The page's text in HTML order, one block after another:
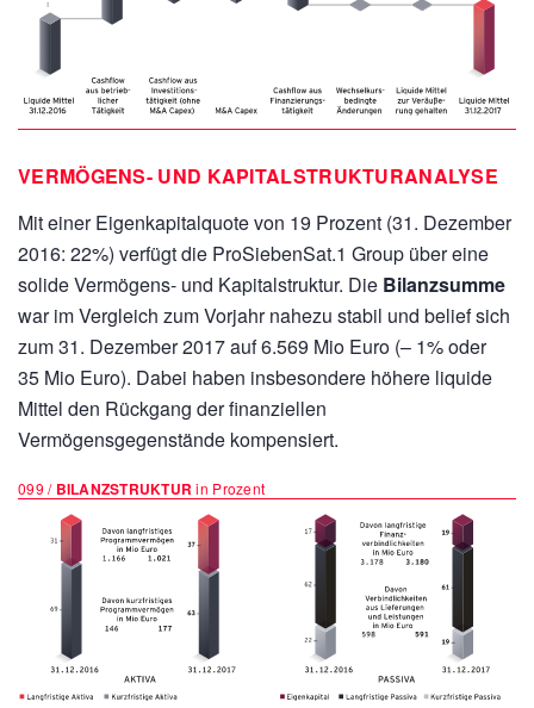
VERMÖGENS- UND KAPITALSTRUKTURANALYSE
Mit einer Eigenkapitalquote von 19 Prozent (31. Dezember
2016: 22%) verfügt die ProSiebenSat.1 Group über eine
solide Vermögens- und Kapitalstruktur. Die Bilanzsumme
war im Vergleich zum Vorjahr nahezu stabil und belief sich
zum 31. Dezember 2017 auf6.569 Mio Euro (– 1% oder
35 Mio Euro). Dabei haben insbesondere höhere liquide
Mittel den Rückgang der finanziellen
Vermögensgegenstände kompensiert.
099 / BILANZSTRUKTUR in Prozent